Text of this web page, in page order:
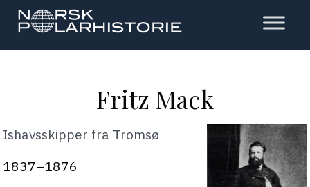
Hopp
hovedinnholdet
Polarhistorie
Fritz Mack
Ishavsskipper fra Tromsø
1837–1876